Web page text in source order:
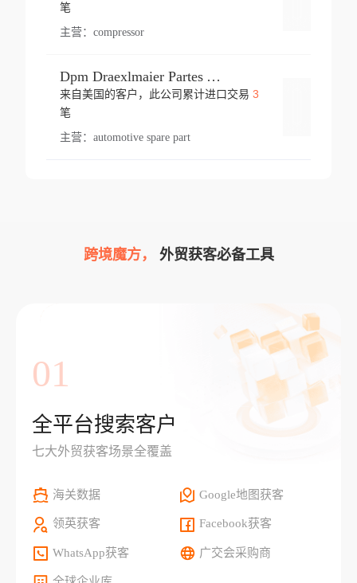
笔
主营： compressor
Dpm Draexlmaier Partes Automotrices Corr Ind Huejotzingo
来自美国的客户，此公司累计进口交易 3
笔
主营： automotive spare part
跨境魔方， 外贸获客必备工具
01
全平台搜索客户
七大外贸获客场景全覆盖
海关数据 Google地图获客
领英获客 Facebook获客
WhatsApp获客 广交会采购商